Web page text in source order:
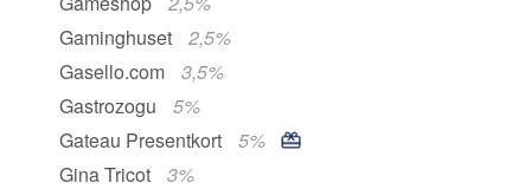
Gaminghuset
2,5%
Gasello.com
3,5%
Gastrozogu
5%
Gateau Presentkort
5%
Gina Tricot
3%